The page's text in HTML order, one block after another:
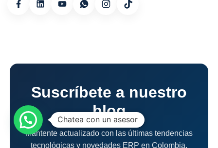
Suscríbete a nuestro
blog
Mantente actualizado con las últimas tendencias
tecnológicas y novedades ERP en Colombia.
Chatea con un asesor